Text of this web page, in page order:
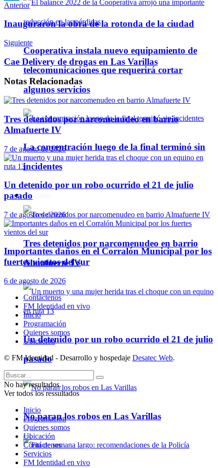
Cooperativa instala nuevo equipamiento de
telecomunicaciones que requerirá cortar
algunos servicios
La concentración luego de la final terminó sin
incidentes
Policiales
Tres detenidos por narcomenudeo en barrio
Almafuerte IV
Un detenido por un robo ocurrido el 21 de julio
pasado
No paran los robos en Las Varillas
Telegram
Anterior
Inauguraron la obra de la rotonda de la ciudad
Siguiente
Cae Delivery de drogas en Las Varillas
Notas Relacionadas
Tres detenidos por narcomenudeo en barrio
Almafuerte IV
7 de agosto de 2026
Un detenido por un robo ocurrido el 21 de julio
pasado
7 de agosto de 2026
Importantes daños en el Corralón Municipal por los
fuertes vientos del sur
6 de agosto de 2026
Contáctenos
FM Identidad en vivo
Inicio
Programación
Quienes somos
Ubicación
© FM Identidad - Desarrollo y hospedaje Desatec Web.
No hay resultados.
Ver todos los ressultados
Inicio
Programación
Quienes somos
Ubicación
Contáctenos
Servicios
FM Identidad en vivo